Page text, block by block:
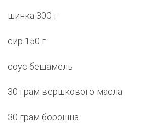
шинка 300 г
сир 150 г
соус бешамель
30 грам вершкового масла
30 грам борошна